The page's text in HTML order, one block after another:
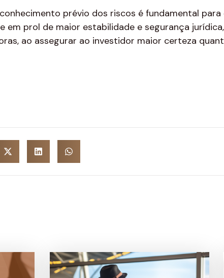
prévio dos riscos é fundamental para
prol de maior estabilidade e segurança
ao assegurar ao investidor maior certeza